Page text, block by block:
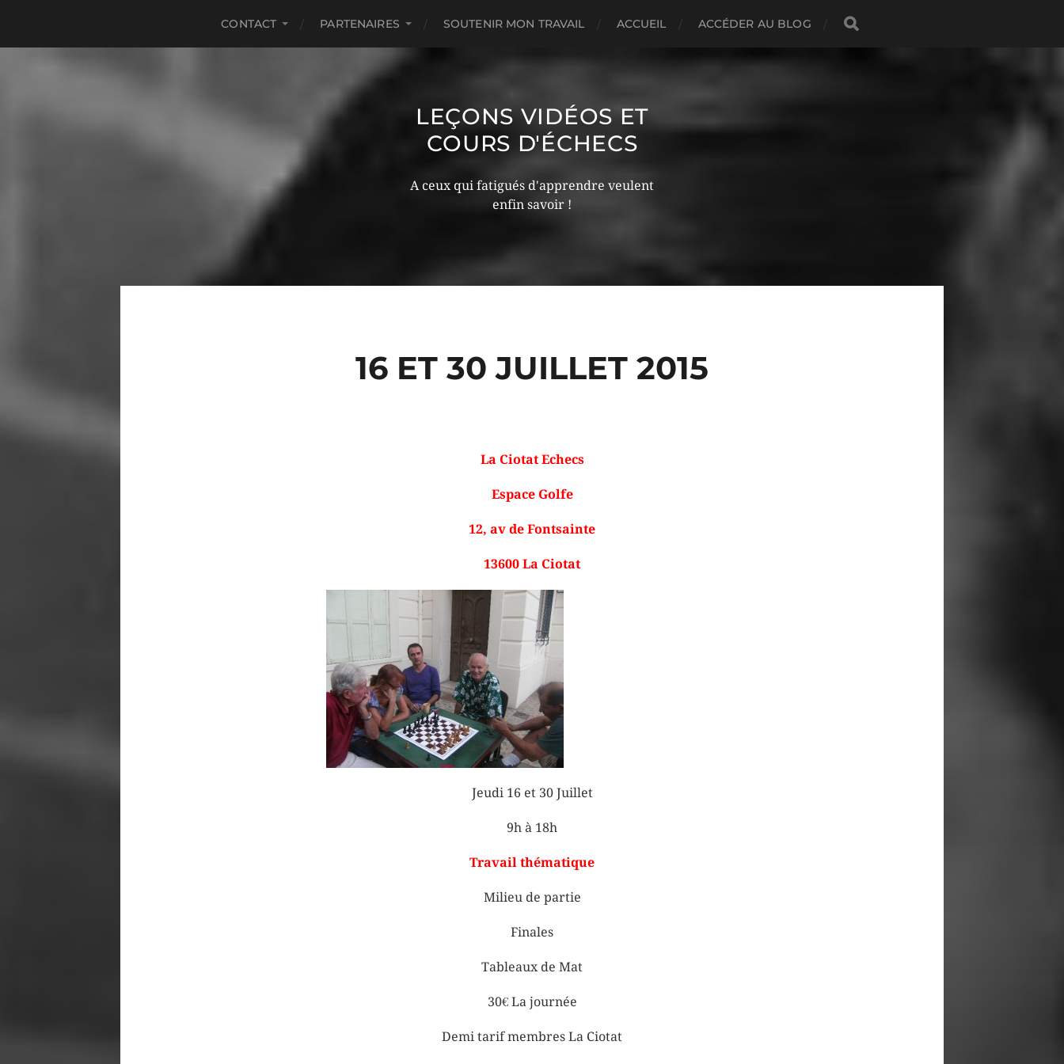
CONTACT PARTENAIRES SOUTENIR MON TRAVAIL ACCUEIL ACCÉDER AU BLOG
LEÇONS VIDÉOS ET
COURS D'ÉCHECS
A ceux qui fatigués d'apprendre veulent
enfin savoir !
16 ET 30 JUILLET 2015
La Ciotat Echecs
Espace Golfe
12, av de Fontsainte
13600 La Ciotat
Jeudi 16 et 30 Juillet
9h à 18h
Travail thématique
Milieu de partie
Finales
Tableaux de Mat
30€ La journée
Demi tarif membres La Ciotat